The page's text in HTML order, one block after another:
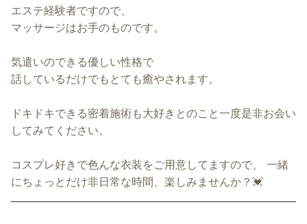
エステ経験者ですので、
マッサージはお手のものです。
気遣いのできる優しい性格で
話しているだけでもとても癒やされます。
ドキドキできる密着施術も大好きとのこと一度是非お会い
してみてください。
コスプレ好きで色んな衣装をご用意してますので、 一緒
にちょっとだけ非日常な時間、楽しみませんか？💓